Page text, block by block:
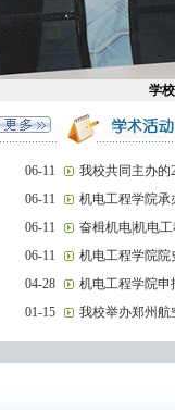
美国奥克兰
06-11
06-11
06-11
06-11
04-28
01-15
我校共同主办的
机电工程学院承
奋楫机电|机电
机电工程学院院
机电工程学院申
我校举办郑州航